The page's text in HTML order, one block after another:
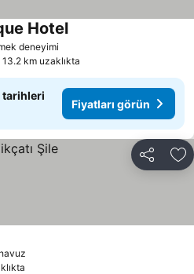
deneyimi
Hotel
13.2 km uzaklıkta
tarihleri
Fiyatları görün
Paylaş